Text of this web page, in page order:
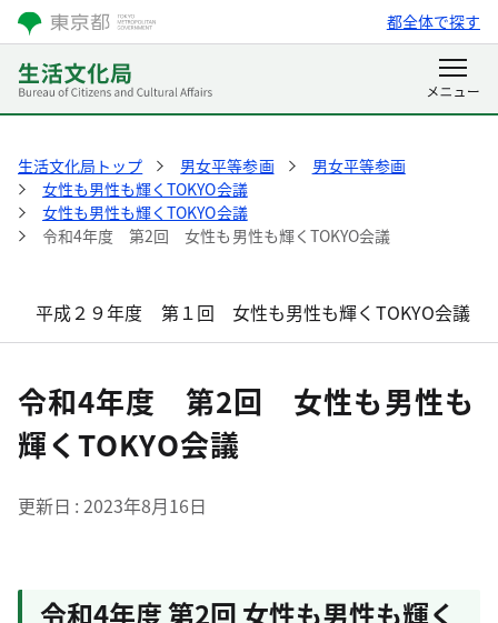
都全体で探す
生活文化局トップ 男女平等参画
男女平等参画
女性も男性も輝くTOKYO会議
女性も男性も輝くTOKYO会議
令和4年度 第2回 女性も男性も輝くTOKYO会議
平成２９年度 第１回 女性も男性も輝くTOKYO会議
令和4年度 第2回 女性も男性も
輝くTOKYO会議
更新日 2023年8月16日
令和4年度 第2回 女性も男性も輝く